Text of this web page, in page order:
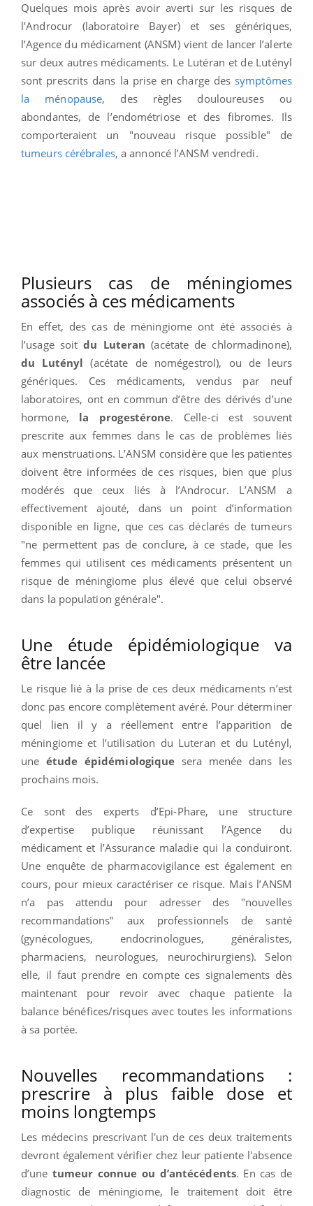
Quelques mois après avoir averti sur les risques de
l’Androcur (laboratoire Bayer) et ses génériques,
l’Agence du médicament (ANSM) vient de lancer l’alerte
sur deux autres médicaments. Le Lutéran et de Lutényl
sont prescrits dans la prise en charge dessymptômes
la ménopause, des règles douloureuses ou
abondantes, de l’endométriose et des fibromes. Ils
comporteraient un "nouveau risque possible" de
tumeurs cérébrales, a annoncé l’ANSM vendredi.
Plusieurs cas de méningiomes
associés à ces médicaments
En effet, des cas de méningiome ont été associés à
l’usage soitdu Luteran (acétate de chlormadinone),
du Lutényl (acétate de nomégestrol), ou de leurs
génériques. Ces médicaments, vendus par neuf
laboratoires, ont en commun d’être des dérivés d’une
hormone, la progestérone. Celle-ci est souvent
prescrite aux femmes dans le cas de problèmes liés
aux menstruations. L’ANSM considère que les patientes
doivent être informées de ces risques, bien que plus
modérés que ceux liés à l’Androcur. L’ANSM a
effectivement ajouté, dans un point d’information
disponible en ligne, que ces cas déclarés de tumeurs
"ne permettent pas de conclure, à ce stade, que les
femmes qui utilisent ces médicaments présentent un
risque de méningiome plus élevé que celui observé
dans la population générale".
Une étude épidémiologique va
être lancée
Le risque lié à la prise de ces deux médicaments n’est
donc pas encore complètement avéré. Pour déterminer
quel lien il y a réellement entre l’apparition de
méningiome et l’utilisation du Luteran et du Lutényl,
une étude épidémiologique sera menée dans les
prochains mois.
Ce sont des experts d’Epi-Phare, une structure
d’expertise publique réunissant l’Agence du
médicament et l’Assurance maladie qui la conduiront.
Une enquête de pharmacovigilance est également en
cours, pour mieux caractériser ce risque. Mais l’ANSM
n’a pas attendu pour adresser des "nouvelles
recommandations" aux professionnels de santé
(gynécologues, endocrinologues, généralistes,
pharmaciens, neurologues, neurochirurgiens). Selon
elle, il faut prendre en compte ces signalements dès
maintenant pour revoir avec chaque patiente la
balance bénéfices/risques avec toutes les informations
à sa portée.
Nouvelles recommandations :
prescrire à plus faible dose et
moins longtemps
Les médecins prescrivant l'un de ces deux traitements
devront également vérifier chez leur patiente l'absence
d’une tumeur connue ou d’antécédents. En cas de
diagnostic de méningiome, le traitement doit être